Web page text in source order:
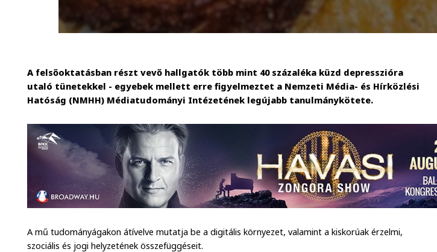
A felsőoktatásban részt vevő hallgatók több mint 40 százaléka küzd depresszióra
utaló tünetekkel - egyebek mellett erre figyelmeztet a Nemzeti Média- és Hírközlési
Hatóság (NMHH) Médiatudományi Intézetének legújabb tanulmánykötete.
A mű tudományágakon átívelve mutatja be a digitális környezet, valamint a kiskorúak érzelmi,
szociális és jogi helyzetének összefüggéseit.